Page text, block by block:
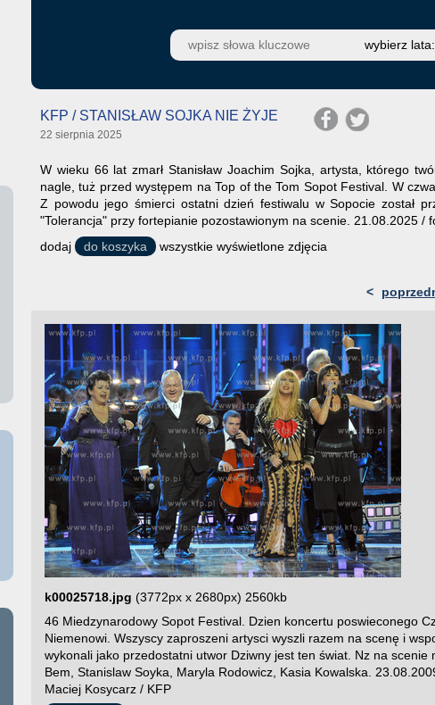
wybierz lata:
KFP / STANISŁAW SOJKA NIE ŻYJE
22 sierpnia 2025
W wieku 66 lat zmarł Stanisław Joachim Sojka, artysta, którego
nagle, tuż przed występem na Top of the Tom Sopot Festival. W
Z powodu jego śmierci ostatni dzień festiwalu w Sopocie został
"Tolerancja" przy fortepianie pozostawionym na scenie. 21.08.2025 /
dodaj
do koszyka
wszystkie wyświetlone zdjęcia
<
k00025718.jpg (3772px x 2680px) 2560kb
46 Miedzynarodowy Sopot Festival. Dzien koncertu poswieconego
Niemenowi. Wszyscy zaproszeni artysci wyszli razem na scenę i
wykonali jako przedostatni utwor Dziwny jest ten świat. Nz na scenie
Bem, Stanislaw Soyka, Maryla Rodowicz, Kasia Kowalska.
Maciej Kosycarz / KFP